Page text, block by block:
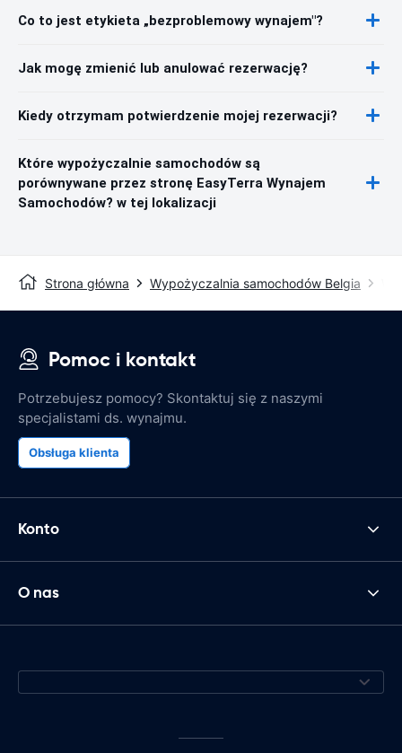
Co to jest etykieta „bezproblemowy wynajem"?
Jak mogę zmienić lub anulować rezerwację?
Kiedy otrzymam potwierdzenie mojej rezerwacji?
Które wypożyczalnie samochodów są
porównywane przez stronę EasyTerra Wynajem
Samochodów? w tej lokalizacji
Strona główna Wypożyczalnia samochodów Belgia
Pomoc i kontakt
Potrzebujesz pomocy? Skontaktuj się z naszymi
specjalistami ds. wynajmu.
Obsługa klienta
Konto
O nas